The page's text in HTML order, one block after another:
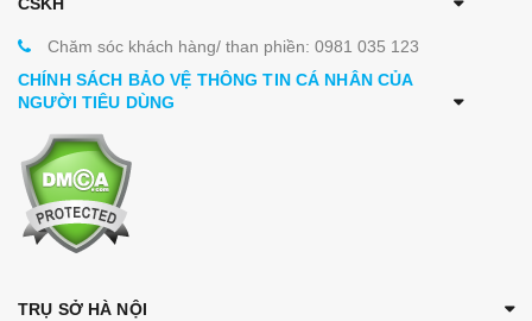
Chăm sóc khách hàng/ than phiền: 0981 035 123
CHÍNH SÁCH BẢO VỆ THÔNG TIN CÁ NHÂN CỦA
NGƯỜI TIÊU DÙNG
TRỤ SỞ HÀ NỘI